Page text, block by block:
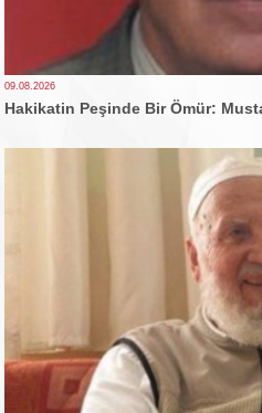
09.08.2026
Hakikatin Peşinde Bir Ömür: